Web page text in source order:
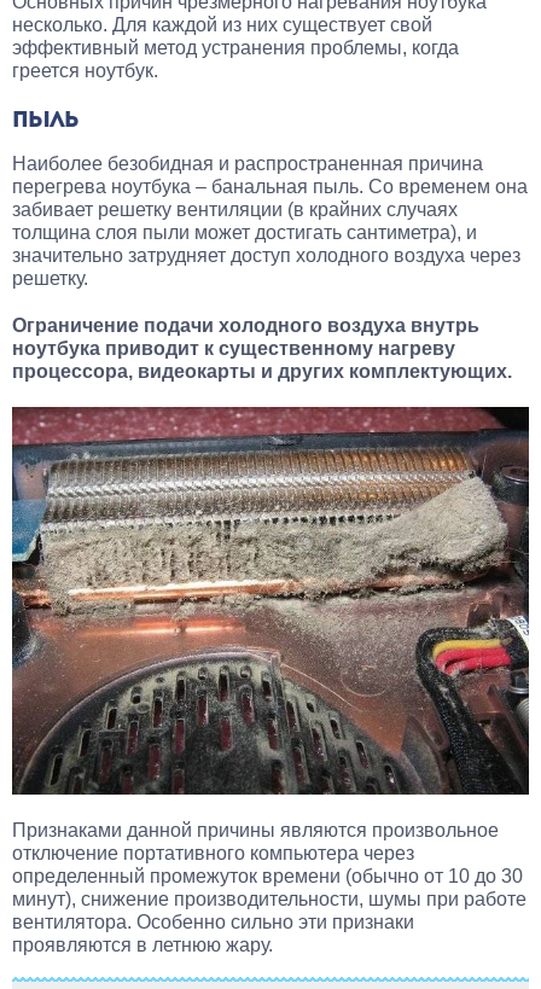
несколько. Для каждой из них существует свой
эффективный метод устранения проблемы, когда
греется ноутбук.
ПЫЛЬ
Наиболее безобидная и распространенная причина
перегрева ноутбука – банальная пыль. Со временем она
забивает решетку вентиляции (в крайних случаях
толщина слоя пыли может достигать сантиметра), и
значительно затрудняет доступ холодного воздуха через
решетку.
Ограничение подачи холодного воздуха внутрь
ноутбука приводит к существенному нагреву
процессора, видеокарты и других комплектующих.
Признаками данной причины являются произвольное
отключение портативного компьютера через
определенный промежуток времени (обычно от 10 до 30
минут), снижение производительности, шумы при работе
вентилятора. Особенно сильно эти признаки
проявляются в летнюю жару.